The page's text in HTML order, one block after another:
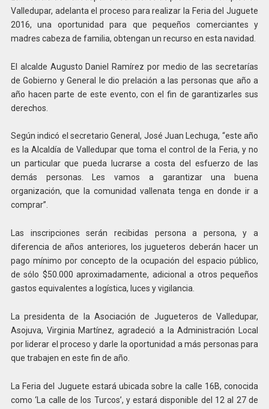
Valledupar, adelanta el proceso para realizar la Feria del Juguete
2016, una oportunidad para que pequeños comerciantes y
madres cabeza de familia, obtengan un recurso en esta navidad.
El alcalde Augusto Daniel Ramírez por medio de las secretarías
de Gobierno y General le dio prelación a las personas que año a
año hacen parte de este evento, con el fin de garantizarles sus
derechos.
Según indicó el secretario General, José Juan Lechuga, “este año
es la Alcaldía de Valledupar que toma el control de la Feria, y no
un particular que pueda lucrarse a costa del esfuerzo de las
demás personas. Les vamos a garantizar una buena
organización, que la comunidad vallenata tenga en donde ir a
comprar”.
Las inscripciones serán recibidas persona a persona, y a
diferencia de años anteriores, los jugueteros deberán hacer un
pago mínimo por concepto de la ocupación del espacio público,
de sólo $50.000 aproximadamente, adicional a otros pequeños
gastos equivalentes a logística, luces y vigilancia.
La presidenta de la Asociación de Jugueteros de Valledupar,
Asojuva, Virginia Martínez, agradeció a la Administración Local
por liderar el proceso y darle la oportunidad a más personas para
que trabajen en este fin de año.
La Feria del Juguete estará ubicada sobre la calle 16B, conocida
como ‘La calle de los Turcos’, y estará disponible del 12 al 27 de